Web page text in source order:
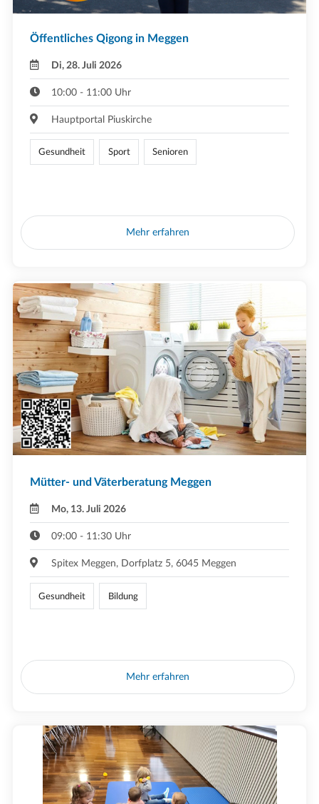
Öffentliches Qigong in Meggen
Di, 28. Juli 2026
10:00 - 11:00 Uhr
Hauptportal Piuskirche
Gesundheit Sport Senioren
Mehr erfahren
Mütter- und Väterberatung Meggen
Mo, 13. Juli 2026
09:00 - 11:30 Uhr
Spitex Meggen, Dorfplatz 5, 6045 Meggen
Gesundheit Bildung
Mehr erfahren